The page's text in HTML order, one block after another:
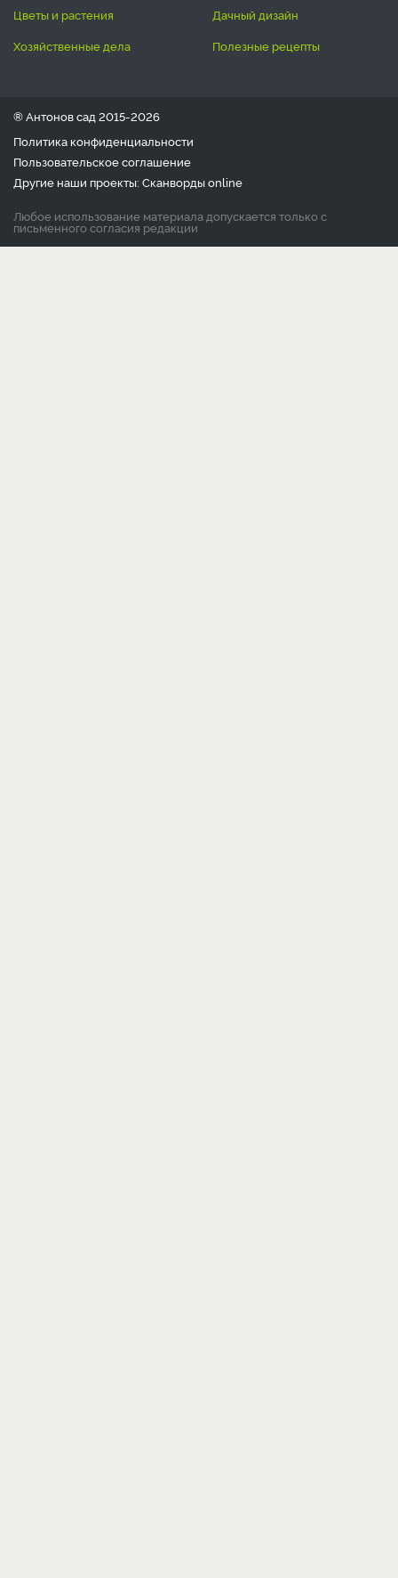
цветы и растения
дачный дизайн
хозяйственные дела
полезные рецепты
® Антонов сад 2015-2026
Политика конфиденциальности
Пользовательское соглашение
Другие наши проекты: Сканвордыonline
Любое использование материала допускается только с
письменного согласия редакции